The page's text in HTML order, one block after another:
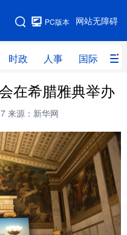
网站无障碍
PC版本
时政 人事 国际 财
图
时政 人事
网评
全球连线 教育
量子 体育
健康 军事
图片 政务
在希腊雅典举办
来源：新华网